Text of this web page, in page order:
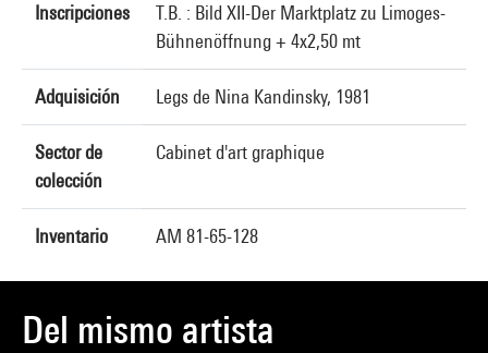
Inscripciones
T.B. : Bild XII-Der Marktplatz zu Limoges-
Bühnenöffnung + 4x2,50 mt
Adquisición Legs de Nina Kandinsky, 1981
Sector de
colección
Cabinet d'art graphique
Inventario AM 81-65-128
Del mismo artista